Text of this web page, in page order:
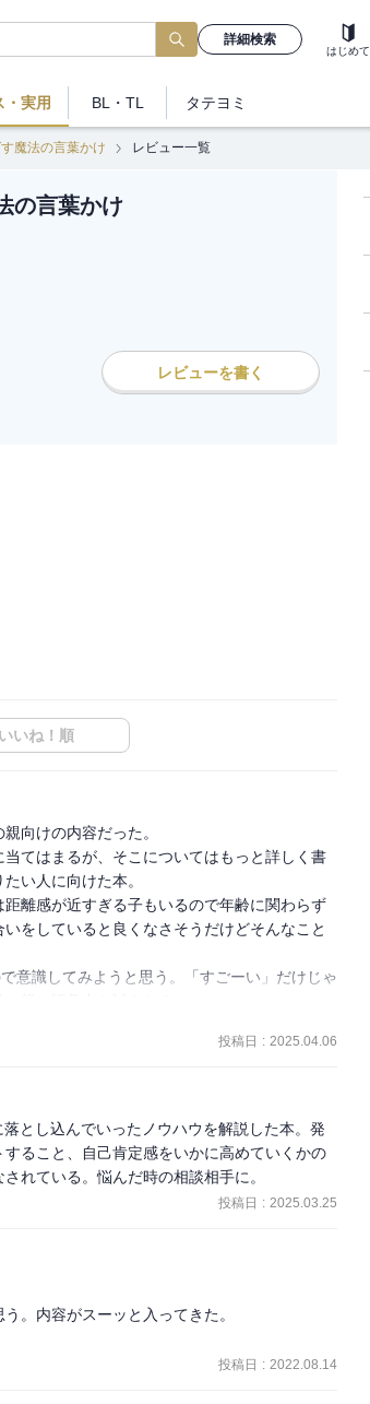
詳細検索
はじめて
・実用 BL・TL タテヨミ
魔法の言葉かけ レビュー一覧
の言葉かけ
レビューを書く
いいね！順
向けの内容だった。
てはまるが、そこについてはもっと詳しく書
い人に向けた本。
離感が近すぎる子もいるので年齢に関わらず
をしていると良くなさそうだけどそんなこと
意識してみようと思う。「すごーい」だけじゃ
投稿日 : 2025.04.06
とし込んでいったノウハウを解説した本。発
ること、自己肯定感をいかに高めていくかの
れている。悩んだ時の相談相手に。
投稿日 : 2025.03.25
。内容がスーッと入ってきた。
投稿日 : 2022.08.14